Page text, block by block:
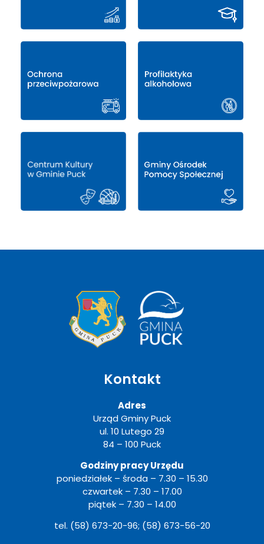
Kontakt
Adres
Urząd Gminy Puck
ul. 10 Lutego 29
84 – 100 Puck
Godziny pracy Urzędu
poniedziałek – środa – 7.30 – 15.30
czwartek – 7.30 – 17.00
piątek – 7.30 – 14.00
tel. (58) 673-20-96; (58) 673-56-20